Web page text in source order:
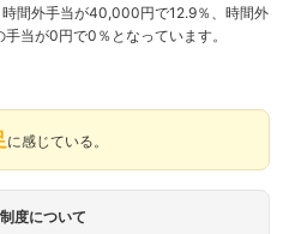
時間外手当が40,000円で12.9％、時間外
手当が0円で0％となっています。
に感じている。
度について